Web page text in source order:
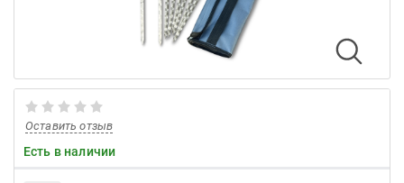
Оставить отзыв
Есть в наличии